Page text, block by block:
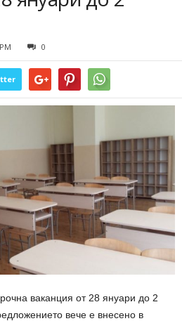
0
ваканция от 28 януари до 2
вече е внесено в